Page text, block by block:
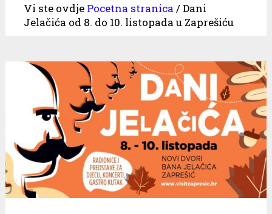
Vi ste ovdje Pocetna stranica /Dani
Jelačića od 8. do 10. listopada u Zaprešiću